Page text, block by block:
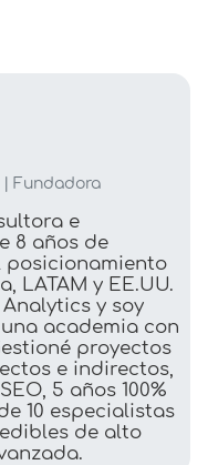
| Fundadora
e
8 años de
posicionamiento
LATAM y EE.UU.
y soy
academia con
proyectos
e indirectos,
5 años 100%
10 especialistas
de alto